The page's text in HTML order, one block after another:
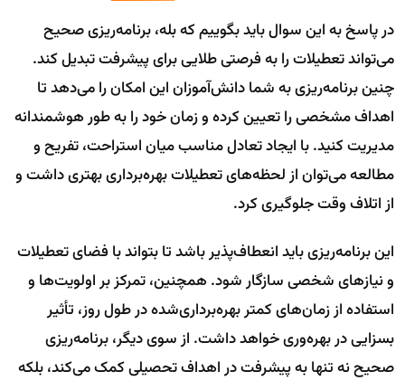
در پاسخ به این سوال باید بگوییم که بله، برنامه‌ریزی صحیح
می‌تواند تعطیلات را به فرصتی طلایی برای پیشرفت تبدیل کند.
چنین برنامه‌ریزی به شما دانش‌آموزان این امکان را می‌دهد تا
اهداف مشخصی را تعیین کرده و زمان خود را به طور هوشمندانه
مدیریت کنید. با ایجاد تعادل مناسب میان استراحت، تفریح و
مطالعه می‌توان از لحظه‌های تعطیلات بهره‌برداری بهتری داشت و
از اتلاف وقت جلوگیری کرد.
این برنامه‌ریزی باید انعطاف‌پذیر باشد تا بتواند با فضای تعطیلات
و نیازهای شخصی سازگار شود. همچنین، تمرکز بر اولویت‌ها و
استفاده از زمان‌های کمتر بهره‌برداری‌شده در طول روز، تأثیر
بسزایی در بهره‌وری خواهد داشت. از سوی دیگر، برنامه‌ریزی
صحیح نه تنها به پیشرفت در اهداف تحصیلی کمک می‌کند، بلکه